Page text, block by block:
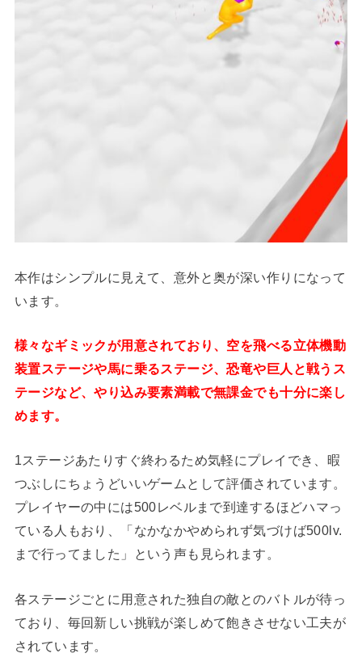
本作はシンプルに見えて、意外と奥が深い作りになって
います。
様々なギミックが用意されており、空を飛べる立体機動
装置ステージや馬に乗るステージ、恐竜や巨人と戦うス
テージなど、やり込み要素満載で無課金でも十分に楽し
めます。
1ステージあたりすぐ終わるため気軽にプレイでき、暇
つぶしにちょうどいいゲームとして評価されています。
プレイヤーの中には500レベルまで到達するほどハマっ
ている人もおり、「なかなかやめられず気づけば500lv.
まで行ってました」という声も見られます。
各ステージごとに用意された独自の敵とのバトルが待っ
ており、毎回新しい挑戦が楽しめて飽きさせない工夫が
されています。